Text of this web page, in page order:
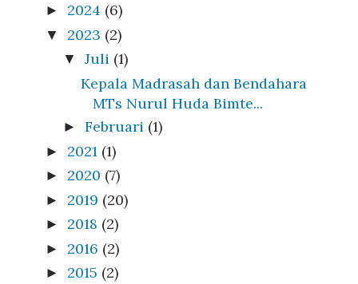
► 2024 (6)
▼ 2023 (2)
▼ Juli (1)
Kepala Madrasah dan Bendahara
MTs Nurul Huda Bimte...
► Februari (1)
► 2021 (1)
► 2020 (7)
► 2019 (20)
► 2018 (2)
► 2016 (2)
► 2015 (2)